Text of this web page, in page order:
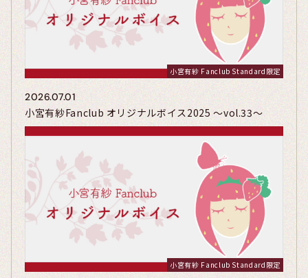
小宮有紗 Fanclub Standard限定
2026.07.01
小宮有紗Fanclub オリジナルボイス2025 〜vol.33〜
小宮有紗 Fanclub Standard限定